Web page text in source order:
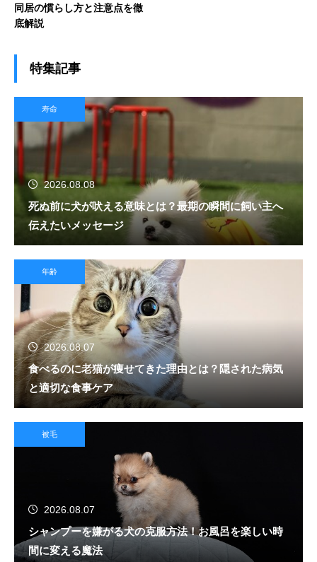
同居の慣らし方と注意点を徹
底解説
特集記事
寿命
2026.08.08
死ぬ前に犬が吠える意味とは？最期の瞬間に飼い主へ
伝えたいメッセージ
年齢
2026.08.07
食べるのに老猫が痩せてきた理由とは？隠された病気
と適切な食事ケア
被毛
2026.08.07
シャンプーを嫌がる犬の克服方法！お風呂を楽しい時
間に変える魔法